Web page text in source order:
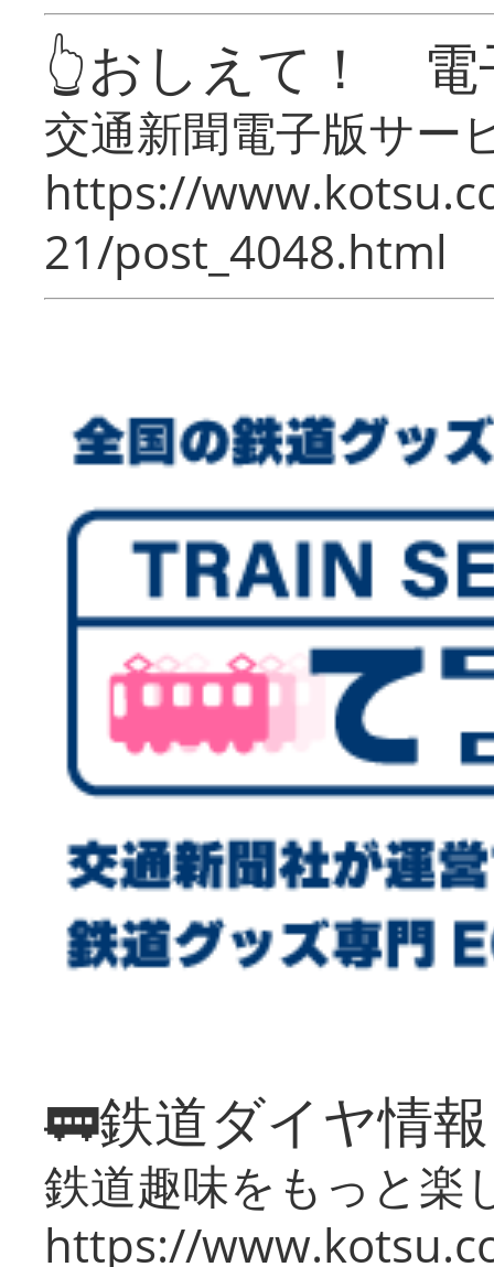
👆おしえて！ 電
交通新聞電子版サー
https://
21/post_4048.html
🚃鉄道ダイヤ情
鉄道趣味をもっと楽
https://